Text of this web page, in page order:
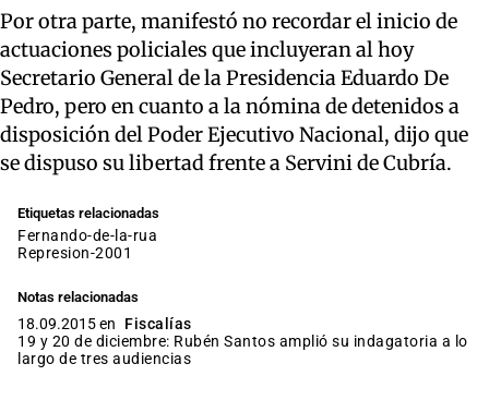
Por otra parte, manifestó no recordar el inicio de
actuaciones policiales que incluyeran al hoy
Secretario General de la Presidencia Eduardo De
Pedro, pero en cuanto a la nómina de detenidos a
disposición del Poder Ejecutivo Nacional, dijo que
se dispuso su libertad frente a Servini de Cubría.
Etiquetas relacionadas
fernando-de-la-rua
represion-2001
Notas relacionadas
18.09.2015 en
Fiscalías
19 y 20 de diciembre: Rubén Santos amplió su indagatoria a lo
largo de tres audiencias